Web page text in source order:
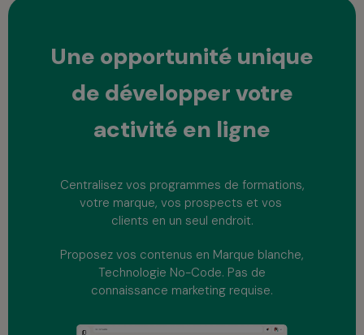
Une opportunité unique
de développer votre
activité en ligne
Centralisez vos programmes de formations,
votre marque, vos prospects et vos
clients en un seul endroit.
Proposez vos contenus en Marque blanche,
Technologie No-Code. Pas de
connaissance marketing requise.